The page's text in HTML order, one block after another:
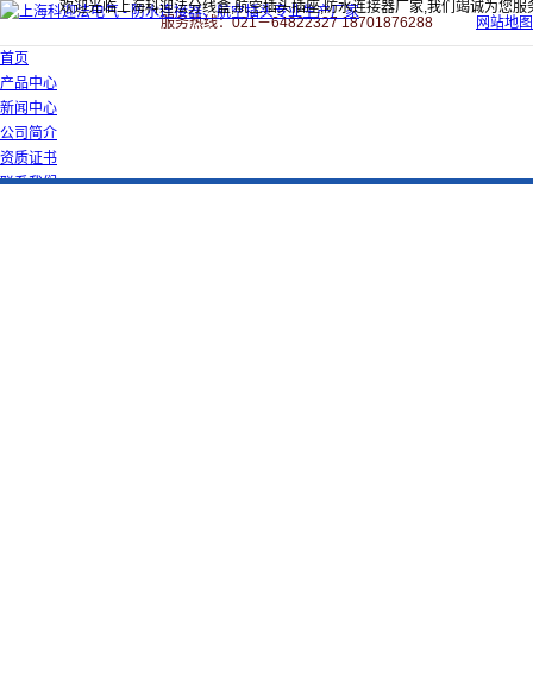
欢迎光临上海科迎法分线盒,航空插头插座,防水连接器厂家,我们竭诚为您服
服务热线：021－64822327 18701876288
网站地图
首页
产品中心
新闻中心
公司简介
资质证书
联系我们